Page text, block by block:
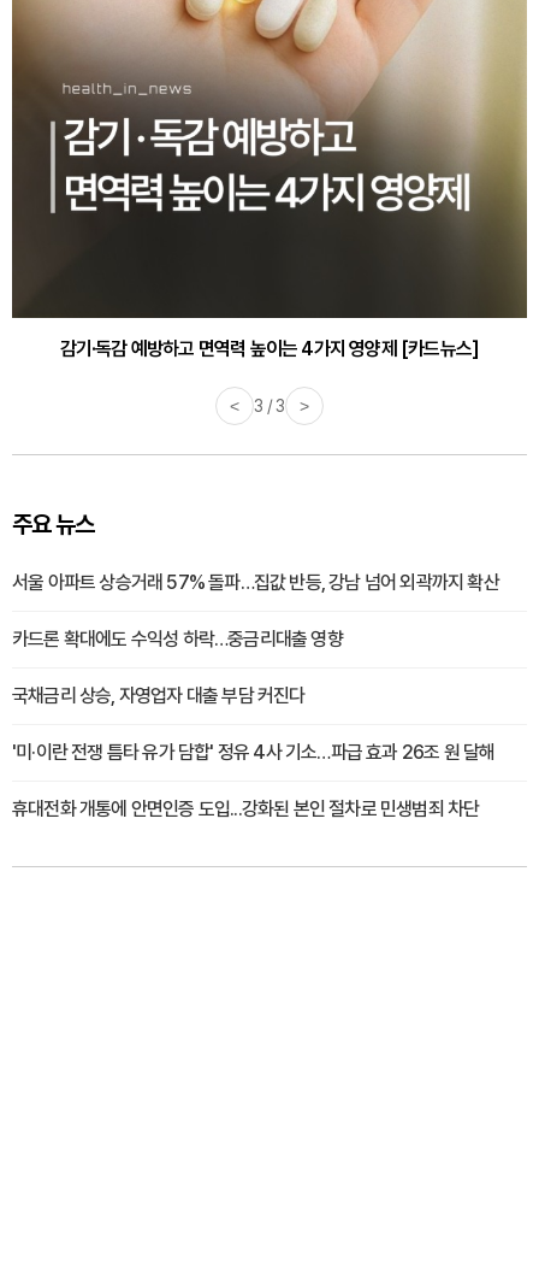
감기·독감 예방하고 면역력 높이는 4가지 영양제 [카드뉴스]
< 3 / 3 >
주요 뉴스
서울 아파트 상승거래 57% 돌파…집값 반등, 강남 넘어 외곽까지 확산
카드론 확대에도 수익성 하락…중금리대출 영향
국채금리 상승, 자영업자 대출 부담 커진다
'미·이란 전쟁 틈타 유가 담합' 정유 4사 기소…파급 효과 26조 원 달해
휴대전화 개통에 안면인증 도입...강화된 본인 절차로 민생범죄 차단